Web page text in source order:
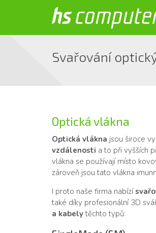
Svařování
Optická vlákna
Optická vlákna jsou široce
vzdálenosti a to při vyšších
vlákna se používají místo
zároveň jsou tato vlákna
I proto naše firma nabízí
také díky profesionální 3D
a kabelytěchto typů: